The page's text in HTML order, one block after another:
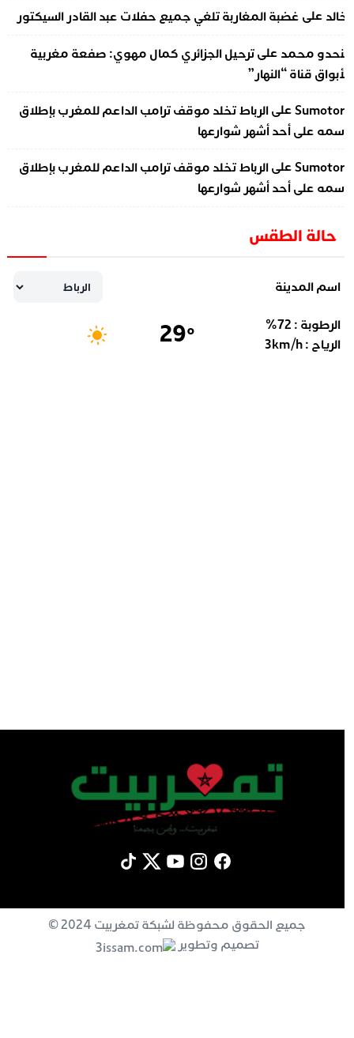
علىغضبة المغاربة تلغي جميع حفلات عبد القادر السيكتور
محمدعلىترحيل الجزائري كمال مهوي: صفعة مغربية
قناة “النهار”
علىالرباط تخلد موقف ترامب الداعم للمغرب بإطلاق
على أحد أشهر شوارعها
علىالرباط تخلد موقف ترامب الداعم للمغرب بإطلاق
على أحد أشهر شوارعها
حالة الطقس
اسم المدينة
الرطوبة : 72
%
الرياح :
3km/h
29
جميع الحقوق محفوظة لشبكة تمغربيت 2024 ©
تصميم وتطوير